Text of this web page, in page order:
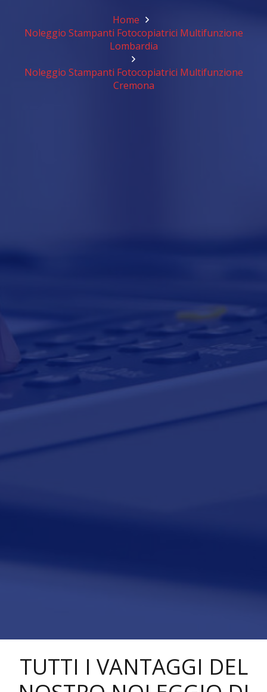
Home
Noleggio Stampanti Fotocopiatrici Multifunzione
Lombardia
Noleggio Stampanti Fotocopiatrici Multifunzione
Cremona
TUTTI I VANTAGGI DEL